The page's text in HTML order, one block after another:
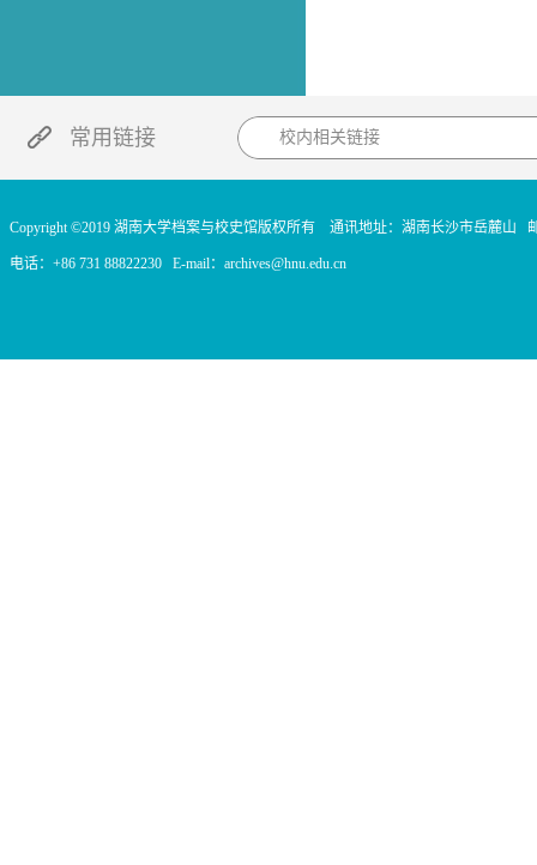
常用链接 校内相关链接
Copyright ©2019 湖南大学档案与校史馆版权所有 通讯地址：湖南长沙市岳麓山
电话：+86 731 88822230 E-mail：archives@hnu.edu.cn